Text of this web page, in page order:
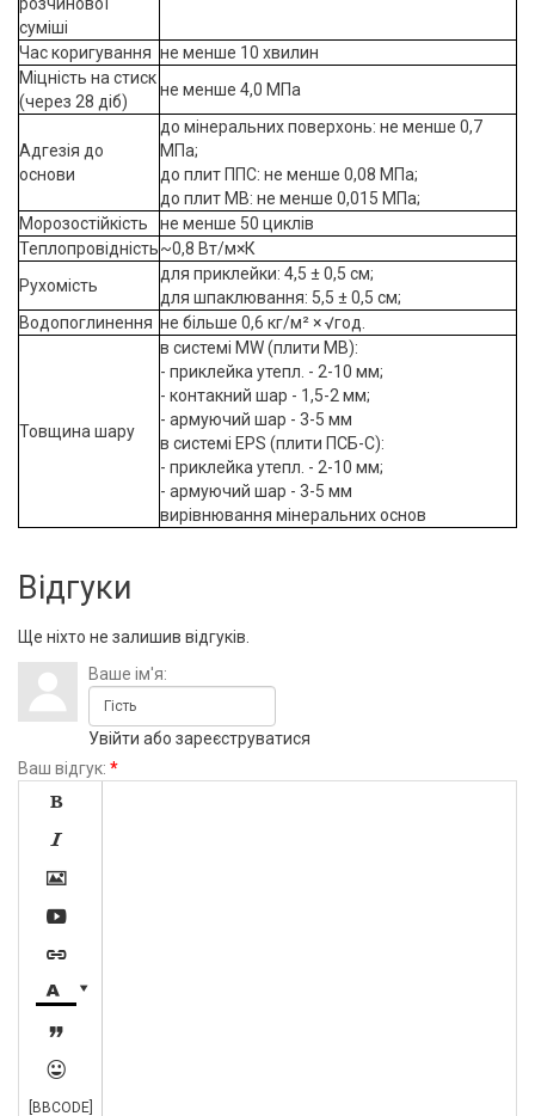
суміші
Час коригування не менше 10 хвилин
Міцність на стиск
(через 28 діб)
не менше 4,0 МПа
Адгезія до
основи
до мінеральних поверхонь: не менше 0,7
МПа;
до плит ППС: не менше 0,08 МПа;
до плит МВ: не менше 0,015 МПа;
Морозостійкість
не менше 50 циклів
Теплопровідність~0,8 Вт/м×К
Рухомість
для приклейки: 4,5 ± 0,5 см;
для шпаклювання: 5,5 ± 0,5 см;
Водопоглинення не більше 0,6 кг/м² × √год.
Товщина шару
в системі MW (плити МВ):
- приклейка утепл. - 2-10 мм;
- контакний шар - 1,5-2 мм;
- армуючий шар - 3-5 мм
в системі EPS (плити ПСБ-С):
- приклейка утепл. - 2-10 мм;
- армуючий шар - 3-5 мм
вирівнювання мінеральних основ
Відгуки
Ще ніхто не залишив відгуків.
Ваше ім'я:
Увійти або зареєструватися
Ваш відгук: *









[BBCODE]